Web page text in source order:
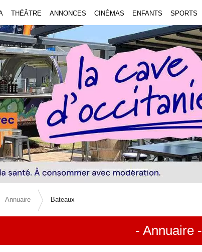
THÉÂTRE ANNONCES CINÉMAS ENFANTS SPORTS
Annuaire Bateaux
- Annuaire -